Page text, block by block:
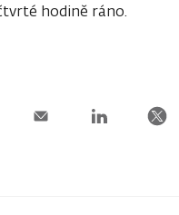
hodině ráno.